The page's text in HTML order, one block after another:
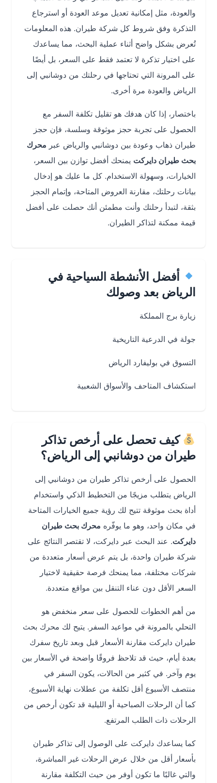
والعودة، مثل إمكانية تعديل موعد العودة أو استرجاع
التذكرة وفق شروط كل شركة طيران. هذه المعلومات
تُعرض بشكل واضح أثناء عملية البحث، مما يساعدك
على اختيار تذكرة لا تعتمد فقط على السعر، بل أيضًا
على المرونة التي تحتاجها في رحلتك من دوشانبي إلى
الرياض والعودة مرة أخرى.
باختصار، إذا كان هدفك هو تقليل تكلفة السفر مع
الحصول على تجربة حجز موثوقة وسلسة، فإن حجز
طيران ذهاب وعودة بين دوشانبي والرياض عبر محرك
بحث طيران دايركتيمنحك أفضل توازن بين السعر،
الخيارات، وسهولة الاستخدام. كل ما عليك هو إدخال
بيانات رحلتك، مقارنة العروض المتاحة، وإتمام الحجز
بثقة، لتبدأ رحلتك وأنت مطمئن أنك حصلت على أفضل
قيمة ممكنة لتذاكر الطيران.
أفضل الأنشطة السياحية في
الرياض بعد وصولك
زيارة برج المملكة
جولة في الدرعية التاريخية
التسوق في بوليفارد الرياض
استكشاف المتاحف والأسواق الشعبية
كيف تحصل على أرخص تذاكر
طيران من دوشانبي إلى الرياض؟
الحصول على أرخص تذاكر طيران من دوشانبي إلى
الرياض يتطلب مزيجًا من التخطيط الذكي واستخدام
أداة بحث موثوقة تتيح لك رؤية جميع الخيارات المتاحة
في مكان واحد، وهو ما يوفّرهمحرك بحث طيران
دايركت. عند البحث عبر دايركت، لا تقتصر النتائج على
شركة طيران واحدة، بل يتم عرض أسعار متعددة من
شركات مختلفة، مما يمنحك فرصة حقيقية لاختيار
السعر الأقل دون عناء التنقل بين مواقع متعددة.
من أهم الخطوات للحصول على سعر منخفض هو
التحلي بالمرونة في مواعيد السفر. يتيح لك محرك بحث
طيران دايركت مقارنة الأسعار قبل وبعد تاريخ سفرك
بعدة أيام، حيث قد تلاحظ فروقًا واضحة في الأسعار بين
يوم وآخر. في كثير من الحالات، يكون السفر في
منتصف الأسبوع أقل تكلفة من عطلات نهاية الأسبوع،
كما أن الرحلات الصباحية أو الليلية قد تكون أرخص من
الرحلات ذات الطلب المرتفع.
كما يساعدك دايركت على الوصول إلى تذاكر طيران
بأسعار أقل من خلال عرض الرحلات غير المباشرة،
والتي غالبًا ما تكون أوفر من حيث التكلفة مقارنة